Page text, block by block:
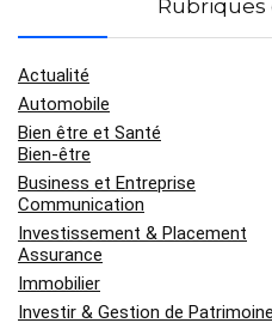
Rubriques
Actualité
Automobile
Bien être et Santé
Bien-être
Business et Entreprise
Communication
Investissement & Placement
Assurance
Immobilier
Investir & Gestion de Patrimoine